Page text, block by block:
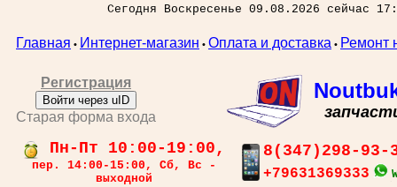
Сегодня Воскресенье 09.08.2026 сейчас
Главная • Интернет-магазин • Оплата и доставка • Ремонт
Регистрация
Войти через uID
Старая форма входа
Пн-Пт 10:00-19:00,
пер. 14:00-15:00, Сб, Вс -
выходной
8(347)298-93-
+79631369333